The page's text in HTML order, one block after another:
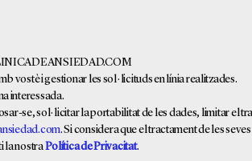
vostè i gestionar les sol·licituds en línia realitzades.
interessada.
se, sol·licitar la portabilitat de les dades, limitar el
. Si considera que el tractament de les
la nostraPolítica de Privacitat.